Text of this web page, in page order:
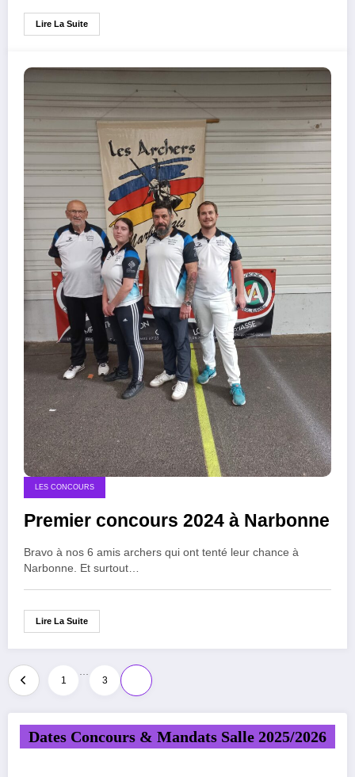
Dates Concours & Mandats Salle 2025/2026
Lire La Suite
LES CONCOURS
Premier concours 2024 à Narbonne
Bravo à nos 6 amis archers qui ont tenté leur chance à
Narbonne. Et surtout…
Lire La Suite
Pagination
des
publications
1
…
3